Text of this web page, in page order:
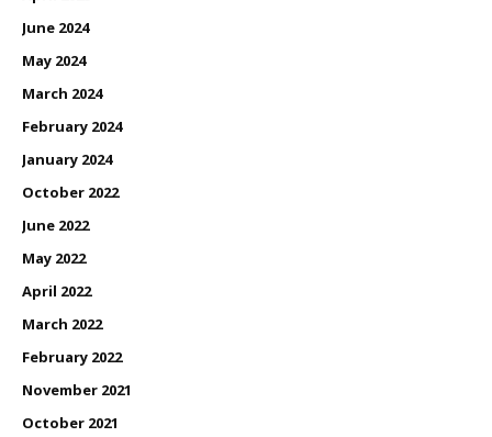
June 2024
May 2024
March 2024
February 2024
January 2024
October 2022
June 2022
May 2022
April 2022
March 2022
February 2022
November 2021
October 2021